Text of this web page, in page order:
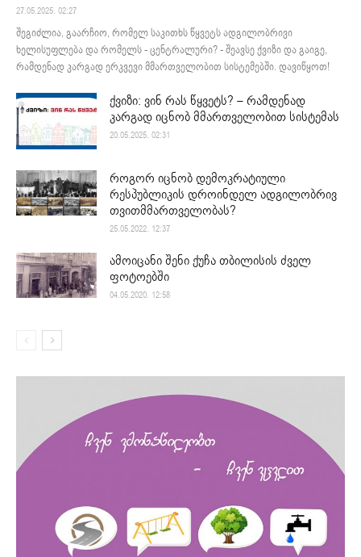
27.05.2025. 02:27
შეგიძლია, გაარჩიო, რომელ საკითხს წყვეტს ადგილობრივი
ხელისუფლება და რომელს - ცენტრალური? - შეავსე ქვიზი და გაიგე,
რამდენად კარგად ერკვევი მმართველობით სისტემებში. დავიწყოთ!
ქვიზი: ვინ რას წყვეტს? – რამდენად
კარგად იცნობ მმართველობით სისტემას
20.05.2025. 02:31
როგორ იცნობ დემოკრატიული
რესპუბლიკის დროინდელ ადგილობრივ
თვითმმართველობას?
25.05.2022. 12:37
ამოიცანი შენი ქუჩა თბილისის ძველ
ფოტოებში
04.05.2020. 12:58